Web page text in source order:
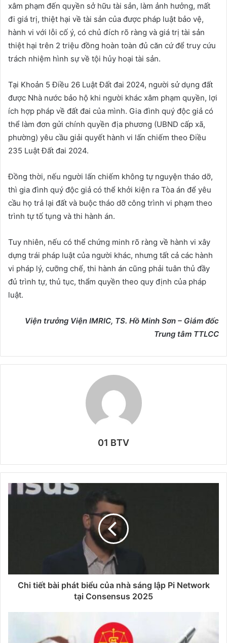
xâm phạm đến quyền sở hữu tài sản, làm ảnh hưởng, mất
đi giá trị, thiệt hại về tài sản của được pháp luật bảo vệ,
hành vi với lỗi cố ý, có chủ đích rõ ràng và giá trị tài sản
thiệt hại trên 2 triệu đồng hoàn toàn đủ căn cứ để truy cứu
trách nhiệm hình sự về tội hủy hoại tài sản.
Tại Khoản 5 Điều 26 Luật Đất đai 2024, người sử dụng đất
được Nhà nước bảo hộ khi người khác xâm phạm quyền, lợi
ích hợp pháp về đất đai của mình. Gia đình quý độc giả có
thể làm đơn gửi chính quyền địa phương (UBND cấp xã,
phường) yêu cầu giải quyết hành vi lấn chiếm theo Điều
235 Luật Đất đai 2024.
Đồng thời, nếu người lấn chiếm không tự nguyện tháo dỡ,
thì gia đình quý độc giả có thể khởi kiện ra Tòa án để yêu
cầu họ trả lại đất và buộc tháo dỡ công trình vi phạm theo
trình tự tố tụng và thi hành án.
Tuy nhiên, nếu có thể chứng minh rõ ràng về hành vi xây
dựng trái pháp luật của người khác, nhưng tất cả các hành
vi pháp lý, cưỡng chế, thi hành án cũng phải tuân thủ đầy
đủ trình tự, thủ tục, thẩm quyền theo quy định của pháp
luật.
Viện trưởng Viện IMRIC, TS. Hồ Minh Sơn – Giám đốc
Trung tâm TTLCC
01 BTV
Chi tiết bài phát biểu của nhà sáng lập Pi Network
tại Consensus 2025